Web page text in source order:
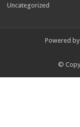
Uncategorized
Powered by
©